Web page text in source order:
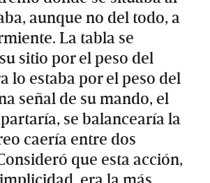
aunque no del todo, a
La tabla se
sitio por el peso del
lo estaba por el peso del
señal de su mando, el
se balancearía la
caería entre dos
que esta acción,